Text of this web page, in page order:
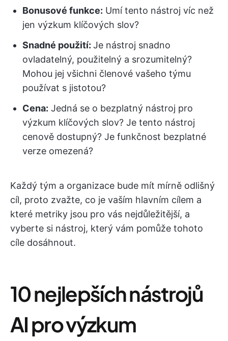
Bonusové funkce: Umí tento nástroj víc než
jen výzkum klíčových slov?
Snadné použití: Je nástroj snadno
ovladatelný, použitelný a srozumitelný?
Mohou jej všichni členové vašeho týmu
používat s jistotou?
Cena: Jedná se o bezplatný nástroj pro
výzkum klíčových slov? Je tento nástroj
cenově dostupný? Je funkčnost bezplatné
verze omezená?
Každý tým a organizace bude mít mírně odlišný
cíl, proto zvažte, co je vaším hlavním cílem a
které metriky jsou pro vás nejdůležitější, a
vyberte si nástroj, který vám pomůže tohoto
cíle dosáhnout.
10 nejlepších nástrojů
AI pro výzkum